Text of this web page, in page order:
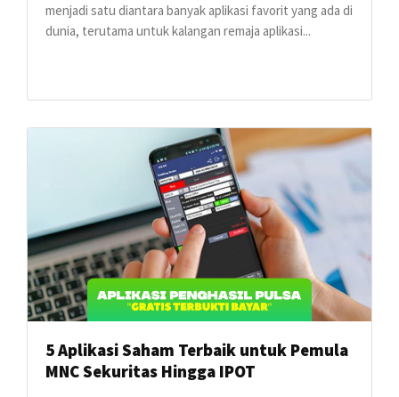
menjadi satu diantara banyak aplikasi favorit yang ada di
dunia, terutama untuk kalangan remaja aplikasi...
5 Aplikasi Saham Terbaik untuk Pemula
MNC Sekuritas Hingga IPOT